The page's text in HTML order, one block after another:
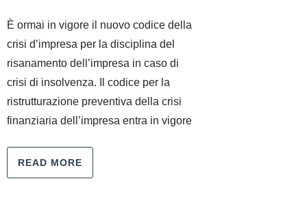
È ormai in vigore il nuovo codice della
crisi d’impresa per la disciplina del
risanamento dell’impresa in caso di
crisi di insolvenza. Il codice per la
ristrutturazione preventiva della crisi
finanziaria dell’impresa entra in vigore
READ MORE